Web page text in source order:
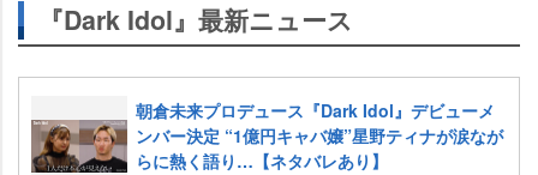
『Dark Idol』最新ニュース
朝倉未来プロデュース『Dark Idol』デビューメ
ンバー決定 “1億円キャバ嬢”星野ティナが涙なが
らに熱く語り…【ネタバレあり】